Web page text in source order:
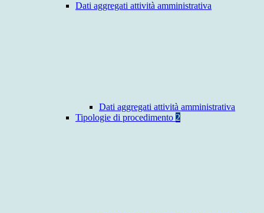
Dati aggregati attività amministrativa
Dati aggregati attività amministrativa
Tipologie di procedimento 2